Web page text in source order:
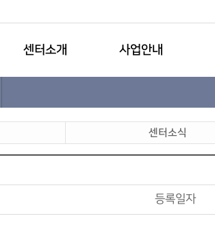
센터소개 사업안내
센터소식
등록일자